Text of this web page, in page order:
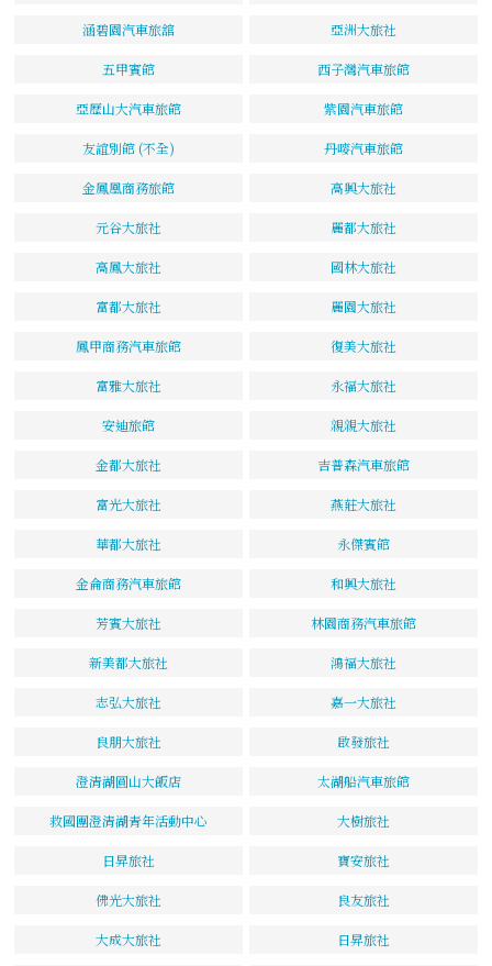
涵碧園汽車旅舘 亞洲大旅社
五甲賓館 西子灣汽車旅館
亞歷山大汽車旅館 紫園汽車旅館
友誼別館 (不全) 丹嘜汽車旅館
金鳳凰商務旅館 高興大旅社
元谷大旅社 麗都大旅社
高鳳大旅社 國林大旅社
富都大旅社 麗園大旅社
鳳甲商務汽車旅館 復美大旅社
富雅大旅社 永福大旅社
安迪旅館 親親大旅社
金都大旅社 吉普森汽車旅館
富光大旅社 燕莊大旅社
華都大旅社 永傑賓館
金侖商務汽車旅館 和興大旅社
芳賓大旅社 林園商務汽車旅館
新美都大旅社 鴻福大旅社
志弘大旅社 嘉一大旅社
良朋大旅社 啟發旅社
澄清湖圓山大飯店 太湖船汽車旅館
救國團澄清湖青年活動中心 大樹旅社
日昇旅社 寶安旅社
佛光大旅社 良友旅社
大成大旅社 日昇旅社